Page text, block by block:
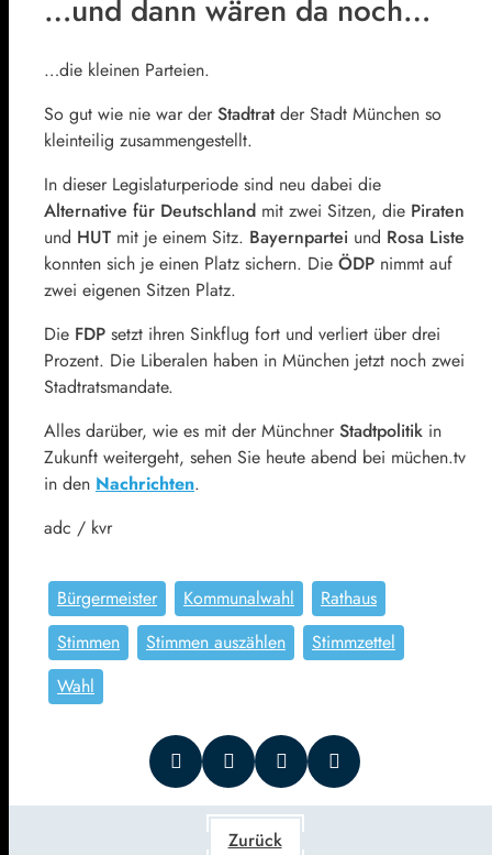
…und dann wären da noch…
…die kleinen Parteien.
So gut wie nie war der Stadtratder Stadt München so
kleinteilig zusammengestellt.
In dieser Legislaturperiode sind neu dabei die
Alternative für Deutschland mit zwei Sitzen, die Piraten
und HUT mit je einem Sitz. Bayernpartei und Rosa Liste
konnten sich je einen Platz sichern. Die ÖDP nimmt auf
zwei eigenen Sitzen Platz.
Die FDP setzt ihren Sinkflug fort und verliert über drei
Prozent. Die Liberalen haben in München jetzt noch zwei
Stadtratsmandate.
Alles darüber, wie es mit der Münchner Stadtpolitik in
Zukunft weitergeht, sehen Sie heute abend bei müchen.tv
in den Nachrichten.
adc / kvr
Bürgermeister Kommunalwahl
Rathaus
Stimmen
Stimmen auszählen
Stimmzettel
Wahl
Zurück